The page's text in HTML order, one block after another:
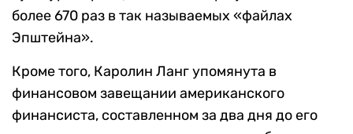
более 670 раз в так называемых «файлах
Эпштейна».
Кроме того, Каролин Ланг упомянута в
финансовом завещании американского
финансиста, составленном за два дня до его